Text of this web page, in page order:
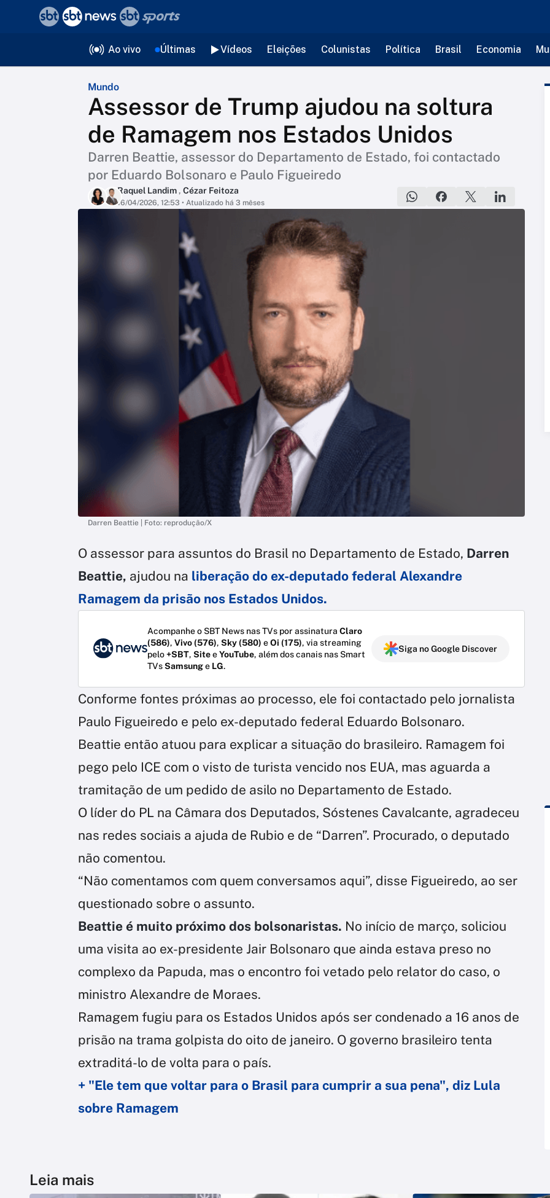
Ao vivo Últimas Vídeos Eleições Colunistas Política Brasil Economia
Mundo
Assessor de Trump ajudou na soltura
de Ramagem nos Estados Unidos
Darren Beattie, assessor do Departamento de Estado, foi contactado
por Eduardo Bolsonaro e Paulo Figueiredo
Raquel Landim, Cézar Feitoza
16/04/2026, 12:53 • Atualizado há 3 mêses
Darren Beattie | Foto: reprodução/X
O assessor para assuntos do Brasil no Departamento de Estado, Darren
Beattie, ajudou na liberação do ex-deputado federal Alexandre
Ramagem da prisão nos Estados Unidos.
Acompanhe o SBT News nas TVs por assinatura Claro
(586), Vivo (576), Sky (580) eOi (175), via streaming
pelo+SBT, SiteeYouTube, além dos canais nas Smart
TVsSamsunge LG.
Siga no Google Discover
Conforme fontes próximas ao processo, ele foi contactado pelo jornalista
Paulo Figueiredo e pelo ex-deputado federal Eduardo Bolsonaro.
Beattie então atuou para explicar a situação do brasileiro. Ramagem foi
pego pelo ICE com o visto de turista vencido nos EUA, mas aguarda a
tramitação de um pedido de asilo no Departamento de Estado.
O líder do PL na Câmara dos Deputados, Sóstenes Cavalcante, agradeceu
nas redes sociais a ajuda de Rubio e de “Darren”. Procurado, o deputado
não comentou.
“Não comentamos com quem conversamos aqui”, disse Figueiredo, ao ser
questionado sobre o assunto.
Beattie é muito próximo dos bolsonaristas. No início de março, soliciou
uma visita ao ex-presidente Jair Bolsonaro que ainda estava preso no
complexo da Papuda, mas o encontro foi vetado pelo relator do caso, o
ministro Alexandre de Moraes.
Ramagem fugiu para os Estados Unidos após ser condenado a 16 anos de
prisão na trama golpista do oito de janeiro. O governo brasileiro tenta
extraditá-lo de volta para o país.
+ "Ele tem que voltar para o Brasil para cumprir a sua pena", diz Lula
sobre Ramagem
Leia mais
voltar
Editorias